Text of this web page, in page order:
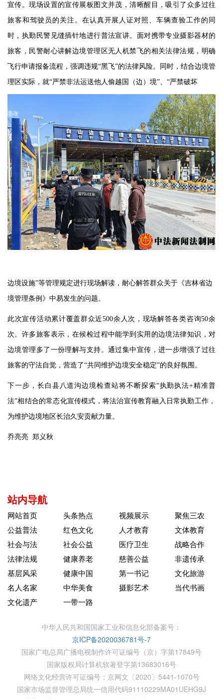
宣传。现场设置的宣传展板图文并茂，清晰醒目，吸引了众多过往
旅客和驾驶员的关注。在认真开展人证对照、车辆查验工作的同
时，执勤民警见缝插针地进行普法宣讲。面对携带专业摄影器材的
旅客，民警耐心讲解边境管理区无人机禁飞的相关法律法规，明确
飞行申请报备流程，强调违规“黑飞”的法律风险。同时，结合边境管
理区实际，就“严禁非法运送他人偷越国（边）境”、“严禁破坏
边境设施”等管理规定进行现场解读，耐心解答群众关于《吉林省边
境管理条例》中易发生的问题。
此次宣传活动累计覆盖群众近500余人次，现场解答各类咨询50余
次。许多旅客表示，在候检过程中能学到实用的边境法律知识，对
边境管理多了一份理解与支持。通过集中宣传，进一步增强了过往
旅客的守法自觉，营造了“共同维护边境安全稳定”的良好氛围。
下一步，长白县八道沟边境检查站将不断探索“执勤执法+精准普
法”相结合的常态化宣传模式，将法治宣传教育融入日常执勤工作，
为维护边境地区长治久安贡献力量。
乔亮亮 郑义秋
站内导航
网站首页 头条热点 视频展示
聚焦三农
公益普法
红色文化 人才教育
文体教育
社会与法
社会公益 医疗卫生
战略合作
法律法规
健康养老 慈善公益
非遗传承
基层风采
健康中国 第一书记
文化旅游
名人名家
中华美食 摄影艺术
当代书画
文化遗产
一带一路
中华人民共和国国家工业和信息化部备案号：
京ICP备2020036781号-7
国家广电总局广播电视制作许可证编号（京）字第17849号
国家版权局计算机软著登字第13683016号
网络文化经营许可证编号：京网文〔2020〕5441-1070号
国家市场监督管理总局统一信用代码91110229MA01UEHG9J